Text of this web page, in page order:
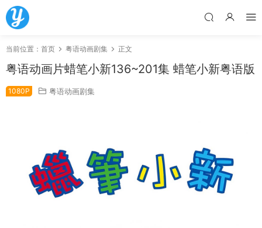
当前位置： 首页 粤语动画剧集 正文
粤语动画片蜡笔小新136~201集 蜡笔小新粤语版
1080P 粤语动画剧集